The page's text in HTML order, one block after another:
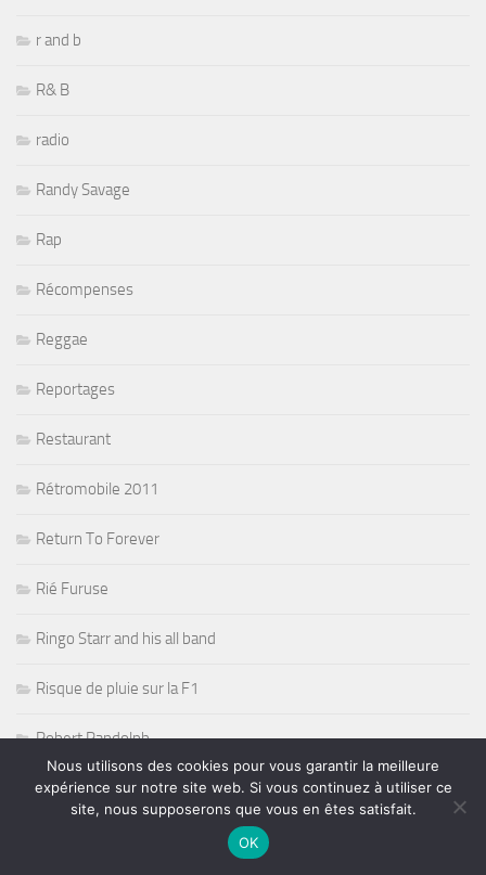
r and b
R& B
radio
Randy Savage
Rap
Récompenses
Reggae
Reportages
Restaurant
Rétromobile 2011
Return To Forever
Rié Furuse
Ringo Starr and his all band
Risque de pluie sur la F1
Robert Randolph
Rock
Nous utilisons des cookies pour vous garantir la meilleure
expérience sur notre site web. Si vous continuez à utiliser ce
site, nous supposerons que vous en êtes satisfait.
OK